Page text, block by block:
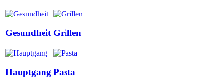
Gesundheit Grillen
Hauptgang Pasta